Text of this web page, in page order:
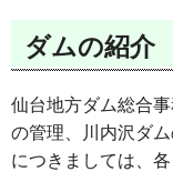
ダムの紹介
仙台地方ダム総合
の管理、川内沢ダ
につきましては、